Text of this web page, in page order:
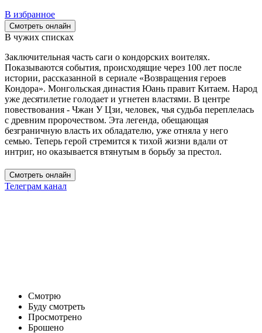
В избранное
Смотреть онлайн
В чужих списках
Заключительная часть саги о кондорских воителях.
Показываются события, происходящие через 100 лет после
истории, рассказанной в сериале «Возвращения героев
Кондора». Монгольская династия Юань правит Китаем. Народ
уже десятилетие голодает и угнетен властями. В центре
повествования - Чжан У Цзи, человек, чья судьба переплелась
с древним пророчеством. Эта легенда, обещающая
безграничную власть их обладателю, уже отняла у него
семью. Теперь герой стремится к тихой жизни вдали от
интриг, но оказывается втянутым в борьбу за престол.
Смотреть онлайн
Телеграм канал
Смотрю
Буду смотреть
Просмотрено
Брошено